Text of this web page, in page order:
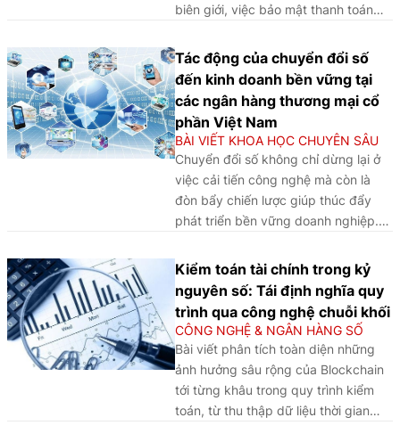
biên giới, việc bảo mật thanh toán
đầu. Tội phạm mạng với trang bị
công nghệ tiên tiến, đang gây ra
thiệt hại hàng tỉ đô la trên toàn thế
giới thông qua các vụ lừa đảo và tấn
công mạng tinh vi. Tại Việt Nam, sự
bùng nổ thanh toán kỹ thuật số đang
thay đổi cách mọi người giao dịch,
nhưng cũng đang mở ra cánh cửa
cho những rủi ro mới…
Tác động của chuyển đổi số
đến kinh doanh bền vững tại
các ngân hàng thương mại cổ
phần Việt Nam
BÀI VIẾT KHOA HỌC CHUYÊN SÂU
Chuyển đổi số không chỉ dừng lại ở
việc cải tiến công nghệ mà còn là
đòn bẩy chiến lược giúp thúc đẩy
phát triển bền vững doanh nghiệp.
tiêu được các ngân hàng quan tâm
hàng đầu. Nghiên cứu này nhằm
mục đích khám phá vai trò trung
gian của quản trị doanh nghiệp, hiệu
suất cảm nhận và hiệu quả tài chính
trong mối quan hệ giữa chuyển đổi
số đối với kinh doanh bền vững tại
các ngân hàng thương mại cổ phần
Kiểm toán tài chính trong kỷ
nguyên số: Tái định nghĩa quy
trình qua công nghệ chuỗi khối
CÔNG NGHỆ & NGÂN HÀNG SỐ
Bài viết phân tích toàn diện những
ảnh hưởng sâu rộng của Blockchain
tới từng khâu trong quy trình kiểm
toán, từ thu thập dữ liệu thời gian